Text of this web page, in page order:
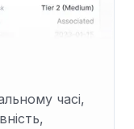
часі,